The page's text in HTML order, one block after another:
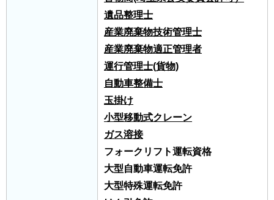
遺品整理士
産業廃棄物技術管理士
産業廃棄物適正管理者
運行管理士(貨物)
自動車整備士
玉掛け
小型移動式クレーン
ガス溶接
フォークリフト運転資格
大型自動車運転免許
大型特殊運転免許